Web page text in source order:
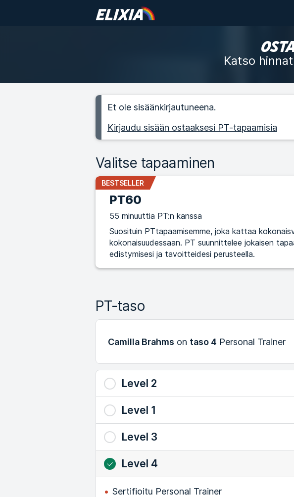
Katso
Et ole sisäänkirjautuneena.
Kirjaudu sisään ostaaksesi PT-tapaamisia
Valitse tapaaminen
PT60
BESTSELLER
55 minuuttia PT:n kanssa
Suosituin PTtapaamisemme, joka kattaa
kokonaisuudessaan. PT suunnittelee jokaisen
edistymisesi ja tavoitteidesi perusteella.
PT-taso
Camilla Brahms on taso 4 Personal Trainer
Level 2
Level 1
Level 3
Level 4
Sertifioitu Personal Trainer